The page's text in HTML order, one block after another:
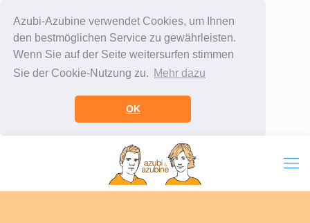
Azubi-Azubine verwendet Cookies, um Ihnen
den bestmöglichen Service zu gewährleisten.
Wenn Sie auf der Seite weitersurfen stimmen
Sie der Cookie-Nutzung zu. Mehr dazu
OK